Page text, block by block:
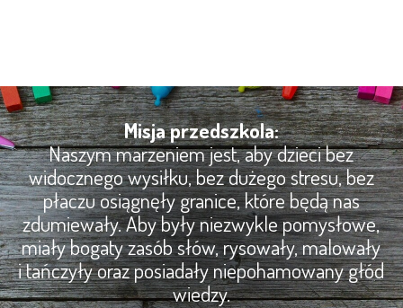
Misja przedszkola:
Naszym marzeniem jest, aby dzieci bez
widocznego wysiłku, bez dużego stresu, bez
płaczu osiągnęły granice, które będą nas
zdumiewały. Aby były niezwykle pomysłowe,
miały bogaty zasób słów, rysowały, malowały
i tańczyły oraz posiadały niepohamowany głód
wiedzy.